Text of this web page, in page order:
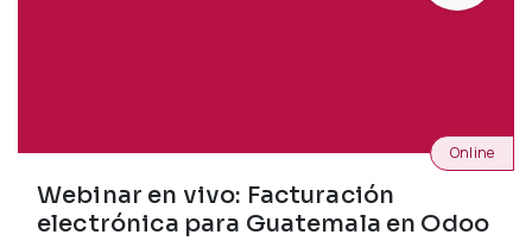
Webinar en vivo: Facturación
electrónica para Guatemala en Odoo
Online